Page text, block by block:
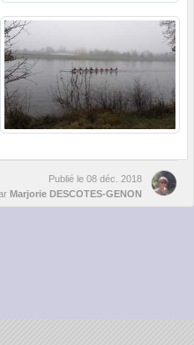
Publié le 08 déc. 2018
Marjorie DESCOTES-GENON